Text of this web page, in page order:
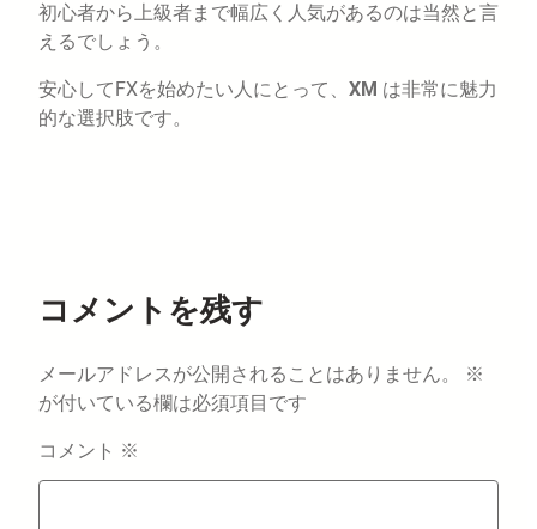
初心者から上級者まで幅広く人気があるのは当然と言
えるでしょう。
安心してFXを始めたい人にとって、 XM は非常に魅力
的な選択肢です。
コメントを残す
メールアドレスが公開されることはありません。
※
が付いている欄は必須項目です
コメント ※